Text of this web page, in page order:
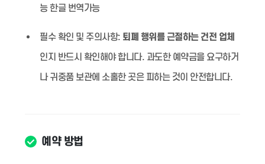
능 한글 번역가능
필수 확인 및 주의사항: 퇴폐 행위를 근절하는 건전 업체
인지 반드시 확인해야 합니다. 과도한 예약금을 요구하거
나 귀중품 보관에 소홀한 곳은 피하는 것이 안전합니다.
예약 방법